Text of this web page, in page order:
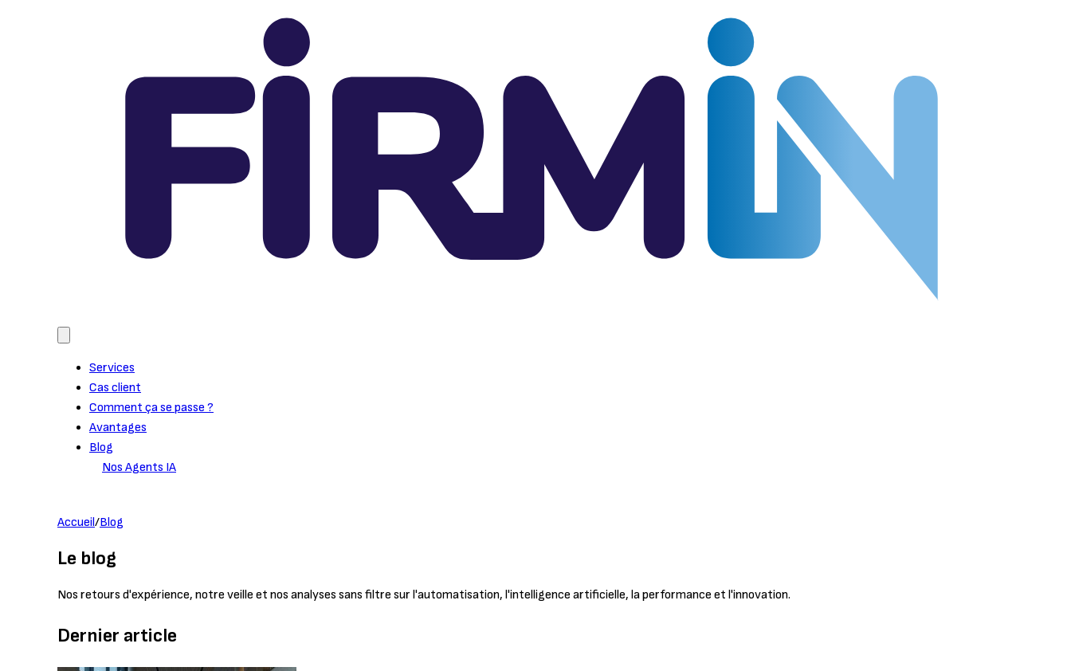
Services
Cas client
Comment ça se passe ?
Avantages
Blog
Nos Agents IA
Accueil/Blog
Le blog
Nos retours d'expérience, notre veille et nos analyses sans filtre sur l'automatisation, l'intelligence artificielle, la performance et l'innovation.
Dernier article